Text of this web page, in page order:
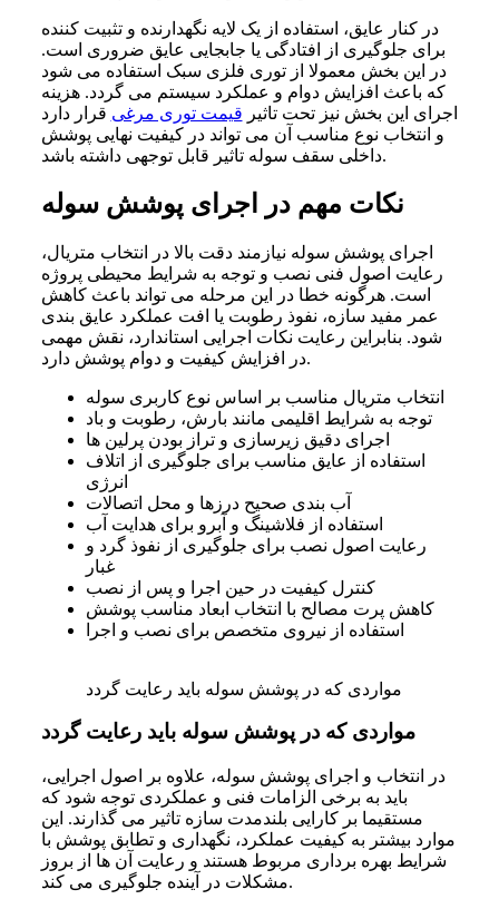
در کنار عایق، استفاده از یک لایه نگهدارنده و تثبیت کننده
برای جلوگیری از افتادگی یا جابجایی عایق ضروری است.
در این بخش معمولا از توری فلزی سبک استفاده می شود
که باعث افزایش دوام و عملکرد سیستم می گردد. هزینه
اجرای این بخش نیز تحت تاثیر قیمت توری مرغی قرار دارد
و انتخاب نوع مناسب آن می تواند در کیفیت نهایی پوشش
داخلی سقف سوله تاثیر قابل توجهی داشته باشد.
نکات مهم در اجرای پوشش سوله
اجرای پوشش سوله نیازمند دقت بالا در انتخاب متریال،
رعایت اصول فنی نصب و توجه به شرایط محیطی پروژه
است. هرگونه خطا در این مرحله می تواند باعث کاهش
عمر مفید سازه، نفوذ رطوبت یا افت عملکرد عایق بندی
شود. بنابراین رعایت نکات اجرایی استاندارد، نقش مهمی
در افزایش کیفیت و دوام پوشش دارد.
انتخاب متریال مناسب بر اساس نوع کاربری سوله
توجه به شرایط اقلیمی مانند بارش، رطوبت و باد
اجرای دقیق زیرسازی و تراز بودن پرلین ها
استفاده از عایق مناسب برای جلوگیری از اتلاف
انرژی
آب بندی صحیح درزها و محل اتصالات
استفاده از فلاشینگ و آبرو برای هدایت آب
رعایت اصول نصب برای جلوگیری از نفوذ گرد و
غبار
کنترل کیفیت در حین اجرا و پس از نصب
کاهش پرت مصالح با انتخاب ابعاد مناسب پوشش
استفاده از نیروی متخصص برای نصب و اجرا
مواردی که در پوشش سوله باید رعایت گردد
مواردی که در پوشش سوله باید رعایت گردد
در انتخاب و اجرای پوشش سوله، علاوه بر اصول اجرایی،
باید به برخی الزامات فنی و عملکردی توجه شود که
مستقیما بر کارایی بلندمدت سازه تاثیر می گذارند. این
موارد بیشتر به کیفیت عملکرد، نگهداری و تطابق پوشش با
شرایط بهره برداری مربوط هستند و رعایت آن ها از بروز
مشکلات در آینده جلوگیری می کند.